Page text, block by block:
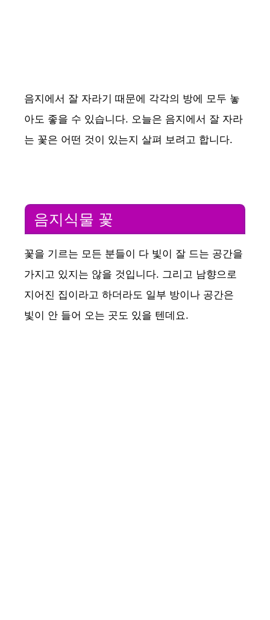
음지에서 잘 자라기 때문에 각각의 방에 모두 놓
아도 좋을 수 있습니다. 오늘은 음지에서 잘 자라
는 꽃은 어떤 것이 있는지 살펴 보려고 합니다.
음지식물 꽃
꽃을 기르는 모든 분들이 다 빛이 잘 드는 공간을
가지고 있지는 않을 것입니다. 그리고 남향으로
지어진 집이라고 하더라도 일부 방이나 공간은
빛이 안 들어 오는 곳도 있을 텐데요.